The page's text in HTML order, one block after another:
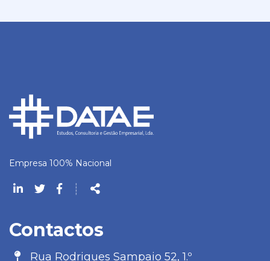
Empresa 100% Nacional
Siga-
┊
na
Rede
Contactos
Morada
Rua Rodrigues Sampaio 52, 1.º